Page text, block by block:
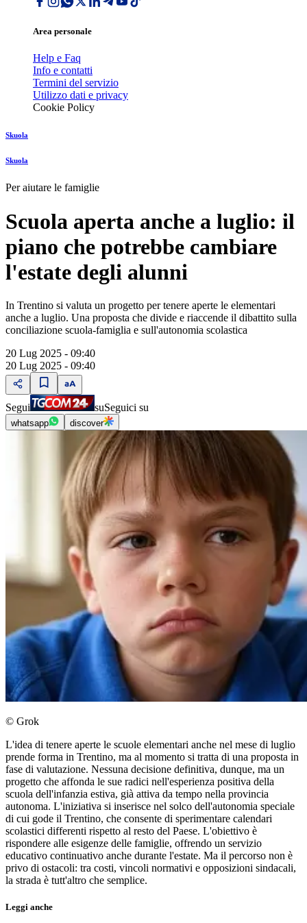
Area personale
Help e Faq
Info e contatti
Termini del servizio
Utilizzo dati e privacy
Cookie Policy
Skuola
Skuola
Per aiutare le famiglie
Scuola aperta anche a luglio: il
piano che potrebbe cambiare
l'estate degli alunni
In Trentino si valuta un progetto per tenere aperte le elementari
anche a luglio. Una proposta che divide e riaccende il dibattito sulla
conciliazione scuola-famiglia e sull'autonomia scolastica
20 Lug 2025 - 09:40
20 Lug 2025 - 09:40
Segui suSeguici su
whatsapp discover
© Grok
L'idea di tenere aperte le scuole elementari anche nel mese di luglio
prende forma in Trentino, ma al momento si tratta di una proposta in
fase di valutazione. Nessuna decisione definitiva, dunque, ma un
progetto che affonda le sue radici nell'esperienza positiva della
scuola dell'infanzia estiva, già attiva da tempo nella provincia
autonoma. L'iniziativa si inserisce nel solco dell'autonomia speciale
di cui gode il Trentino, che consente di sperimentare calendari
scolastici differenti rispetto al resto del Paese. L'obiettivo è
rispondere alle esigenze delle famiglie, offrendo un servizio
educativo continuativo anche durante l'estate. Ma il percorso non è
privo di ostacoli: tra costi, vincoli normativi e opposizioni sindacali,
la strada è tutt'altro che semplice.
Leggi anche